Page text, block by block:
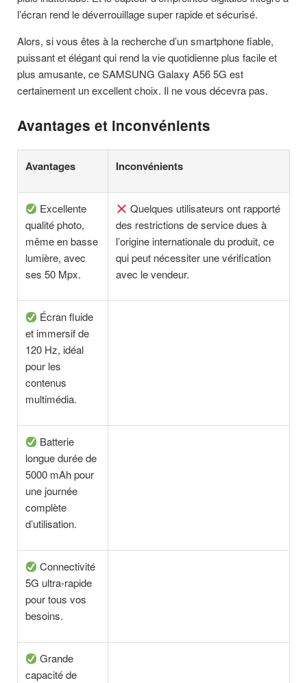
l’écran rend le déverrouillage super rapide et sécurisé.
Alors, si vous êtes à la recherche d’un smartphone fiable,
puissant et élégant qui rend la vie quotidienne plus facile et
plus amusante, ce SAMSUNG Galaxy A56 5G est
certainement un excellent choix. Il ne vous décevra pas.
Avantages et inconvénients
Avantages Inconvénients
Excellente
qualité photo,
même en basse
lumière, avec
ses 50 Mpx.
Quelques utilisateurs ont rapporté
des restrictions de service dues à
l’origine internationale du produit, ce
qui peut nécessiter une vérification
avec le vendeur.
Écran fluide
et immersif de
120 Hz, idéal
pour les
contenus
multimédia.
Batterie
longue durée de
5000 mAh pour
une journée
complète
d’utilisation.
Connectivité
5G ultra-rapide
pour tous vos
besoins.
Grande
capacité de